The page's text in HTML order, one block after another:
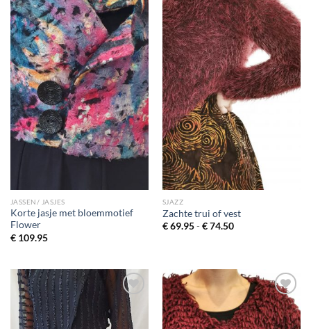
JASSEN/ JASJES
Korte jasje met bloemmotief
Flower
€109.95
SJAZZ
Zachte trui of vest
€69.95 - €74.50Prijsklasse:
Toevoegen
aan
wenslijst
Toevoegen
aan
wenslijst